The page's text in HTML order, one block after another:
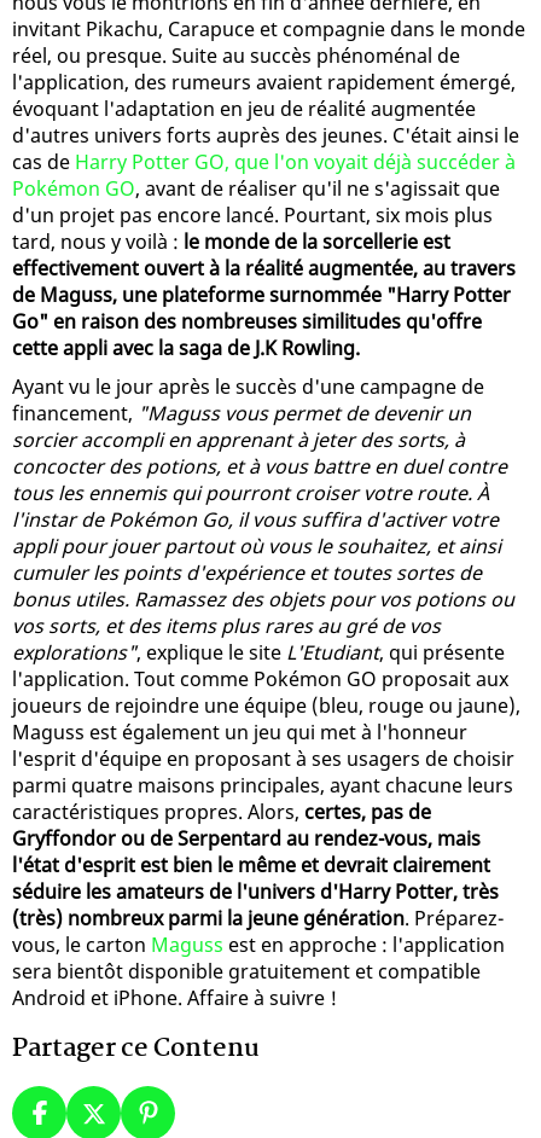
invitant Pikachu, Carapuce et compagnie dans le monde
réel, ou presque. Suite au succès phénoménal de
l'application, des rumeurs avaient rapidement émergé,
évoquant l'adaptation en jeu de réalité augmentée
d'autres univers forts auprès des jeunes. C'était ainsi le
cas de Harry Potter GO, que l'on voyait déjà succéder à
Pokémon GO, avant de réaliser qu'il ne s'agissait que
d'un projet pas encore lancé. Pourtant, six mois plus
tard, nous y voilà : le monde de la sorcellerie est
effectivement ouvert à la réalité augmentée, au travers
de Maguss, une plateforme surnommée "Harry Potter
Go" en raison des nombreuses similitudes qu'offre
cette appli avec la saga de J.K Rowling.
Ayant vu le jour après le succès d'une campagne de
financement, "Maguss vous permet de devenir un
sorcier accompli en apprenant à jeter des sorts, à
concocter des potions, et à vous battre en duel contre
tous les ennemis qui pourront croiser votre route. À
l'instar de Pokémon Go, il vous suffira d'activer votre
appli pour jouer partout où vous le souhaitez, et ainsi
cumuler les points d'expérience et toutes sortes de
bonus utiles. Ramassez des objets pour vos potions ou
vos sorts, et des items plus rares au gré de vos
explorations", explique le site L'Etudiant, qui présente
l'application. Tout comme Pokémon GO proposait aux
joueurs de rejoindre une équipe (bleu, rouge ou jaune),
Maguss est également un jeu qui met à l'honneur
l'esprit d'équipe en proposant à ses usagers de choisir
parmi quatre maisons principales, ayant chacune leurs
caractéristiques propres. Alors, certes, pas de
Gryffondor ou de Serpentard au rendez-vous, mais
l'état d'esprit est bien le même et devrait clairement
séduire les amateurs de l'univers d'Harry Potter, très
(très) nombreux parmi la jeune génération. Préparez-
vous, le carton Maguss est en approche : l'application
sera bientôt disponible gratuitement et compatible
Android et iPhone. Affaire à suivre !
Partager ce Contenu